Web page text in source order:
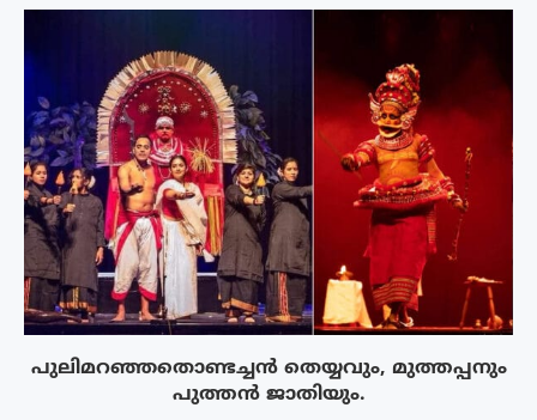
പുലിമറഞ്ഞതൊണ്ടച്ചൻ തെയ്യവും, മുത്തപ്പനും
പുത്തൻ ജാതിയും.